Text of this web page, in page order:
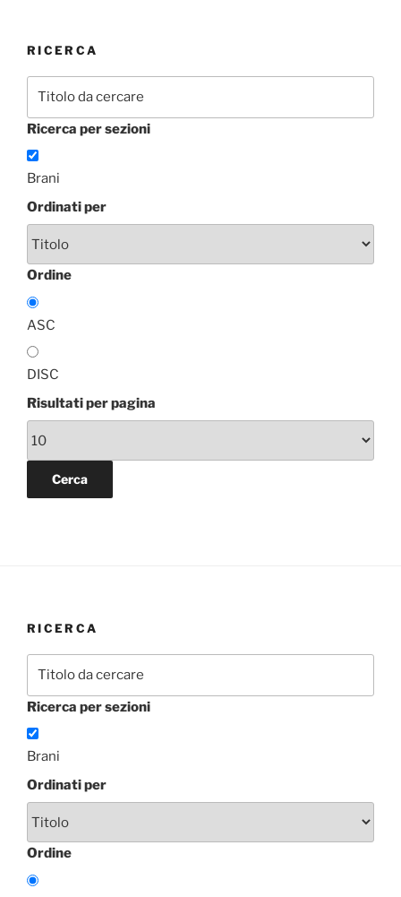
RICERCA
Ricerca per sezioni
Brani
Ordinati per
Ordine
ASC
DISC
Risultati per pagina
RICERCA
Ricerca per sezioni
Brani
Ordinati per
Ordine